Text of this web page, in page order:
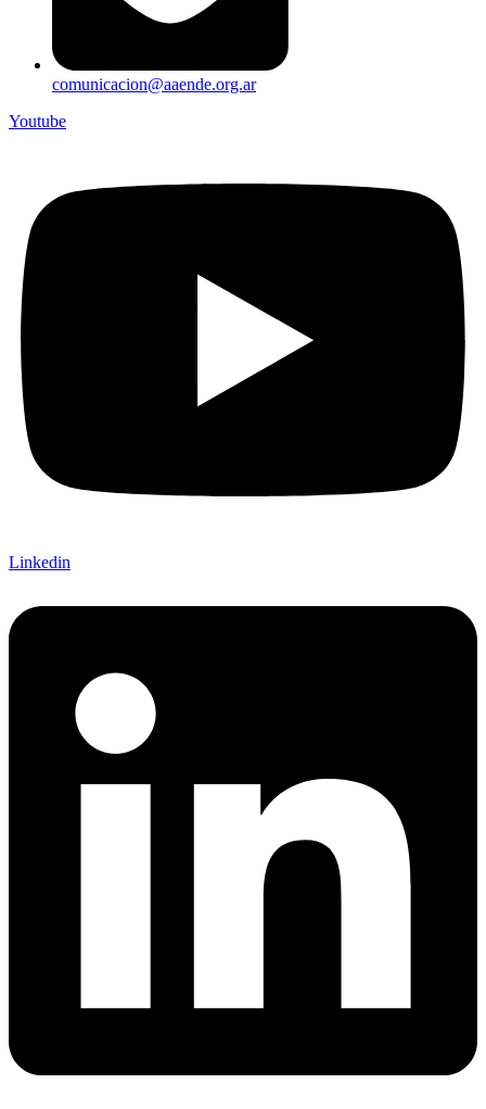
comunicacion@aaende.org.ar
Youtube
Linkedin